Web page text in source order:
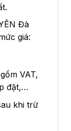
Đà
giá:
VAT,
đặt,…
khi trừ